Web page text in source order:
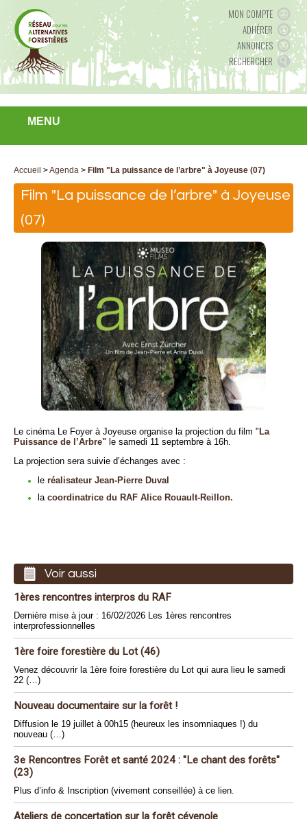
MON COMPTE
ADHÉRER
ANNONCES
RECHERCHER
MENU
Accueil >Agenda > Film "La puissance de l’arbre" à Joyeuse (07)
Film "La puissance de l’arbre" à Joyeuse
(07)
Le cinéma Le Foyer à Joyeuse organise la projection du film "La
Puissance de l’Arbre" le samedi 11 septembre à 16h.
La projection sera suivie d’échanges avec :
le réalisateur Jean-Pierre Duval
lacoordinatrice du RAF Alice Rouault-Reillon.
Voir aussi
1ères rencontres interpros du RAF
Dernière mise à jour : 16/02/2026 Les 1ères rencontres
interprofessionnelles
1ère foire forestière du Lot (46)
Venez découvrir la 1ère foire forestière du Lot qui aura lieu le samedi
22 (…)
Nouveau documentaire sur la forêt !
Diffusion le 19 juillet à 00h15 (heureux les insomniaques !) du
nouveau (…)
3e Rencontres Forêt et santé 2024 : "Le chant des forêts"
(23)
Plus d’info & Inscription (vivement conseillée) à ce lien.
Ateliers de concertation sur la forêt cévenole